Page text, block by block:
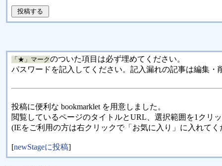
「★」マークのついた項目は必ず埋めてください。
パスワードを記入してください。記入漏れの記事は編集・
投稿に便利な bookmarklet を用意しました。
閲覧しているページのタイトルとURL、選択範囲を1クリ
(IEをご利用の方は右クリックで「お気に入り」に入れてく
[newStageに投稿]